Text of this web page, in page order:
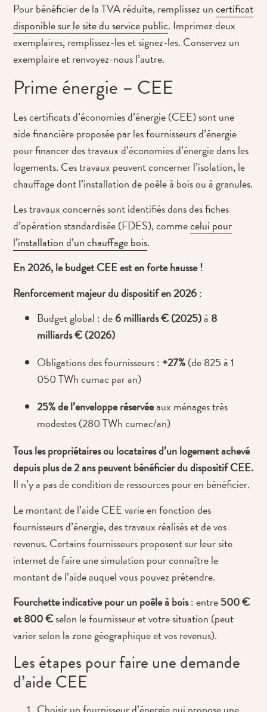
Pour bénéficier de la TVA réduite, remplissez uncertificat
disponible sur le site du service public. Imprimez deux
exemplaires, remplissez-les et signez-les. Conservez un
exemplaire et renvoyez-nous l’autre.
Prime énergie – CEE
Les certificats d’économies d’énergie (CEE) sont une
aide financière proposée par les fournisseurs d’énergie
pour financer des travaux d’économies d’énergie dans les
logements. Ces travaux peuvent concerner l’isolation, le
chauffage dont l’installation de poêle à bois ou à granules.
Les travaux concernés sont identifiés dans des fiches
d’opération standardisée (FDES), commecelui pour
l’installation d’un chauffage bois.
En 2026, le budget CEE est en forte hausse !
Renforcement majeur du dispositif en 2026:
Budget global : de6 milliards € (2025)à 8
milliards € (2026)
Obligations des fournisseurs :+27%(de 825 à 1
050 TWh cumac par an)
25% de l’enveloppe réservéeaux ménages très
modestes (280 TWh cumac/an)
Tous les propriétaires ou locataires d’un logement achevé
depuis plus de 2 ans peuvent bénéficier du dispositif CEE.
Il n’y a pas de condition de ressources pour en bénéficier.
Le montant de l’aide CEE varie en fonction des
fournisseurs d’énergie, des travaux réalisés et de vos
revenus. Certains fournisseurs proposent sur leur site
internet de faire une simulation pour connaître le
montant de l’aide auquel vous pouvez prétendre.
Fourchette indicative pour un poêle à bois: entre500 €
et 800 €selon le fournisseur et votre situation (peut
varier selon la zone géographique et vos revenus).
Les étapes pour faire une demande
d’aide CEE